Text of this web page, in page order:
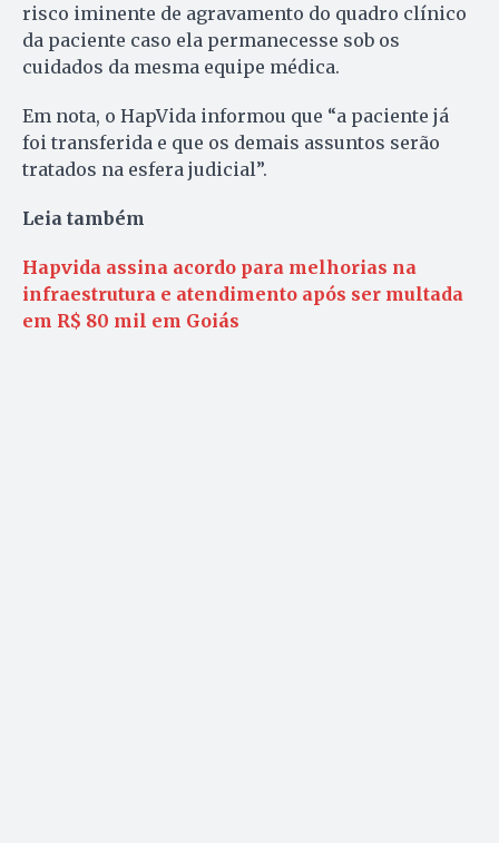
risco iminente de agravamento do quadro clínico
da paciente caso ela permanecesse sob os
cuidados da mesma equipe médica.
Em nota, o HapVida informou que “a paciente já
foi transferida e que os demais assuntos serão
tratados na esfera judicial”.
Leia também
Hapvida assina acordo para melhorias na
infraestrutura e atendimento após ser multada
em R$ 80 mil em Goiás